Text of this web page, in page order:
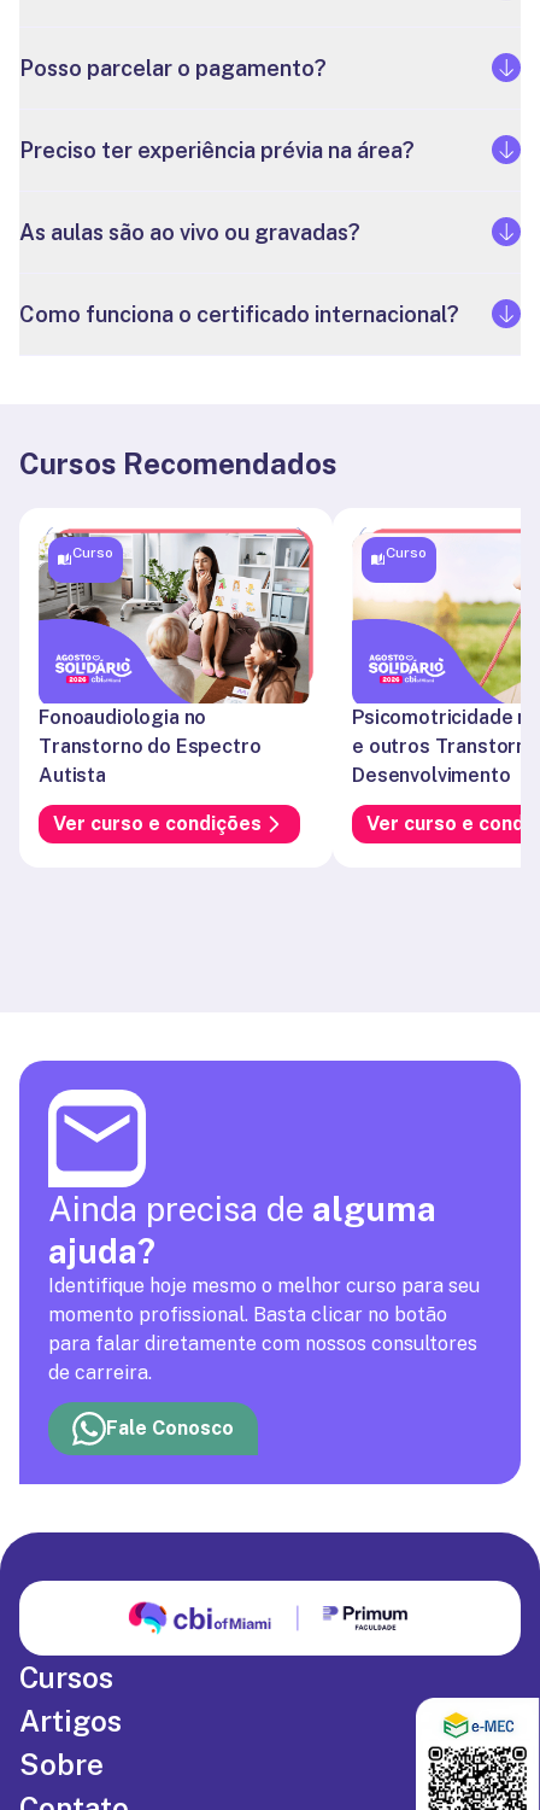
Posso parcelar o pagamento?
Preciso ter experiência prévia na área?
As aulas são ao vivo ou gravadas?
Como funciona o certificado internacional?
Cursos Recomendados
Curso
Fonoaudiologia no
Transtorno do Espectro
Autista
Ver curso e condições
Curso
Psicomotricidade
e outros
Desenvolvimento
Ver curso e
Ainda precisa de alguma
ajuda?
Identifique hoje mesmo o melhor curso para seu
momento profissional. Basta clicar no botão
para falar diretamente com nossos consultores
de carreira.
Fale Conosco
Cursos
Artigos
Sobre